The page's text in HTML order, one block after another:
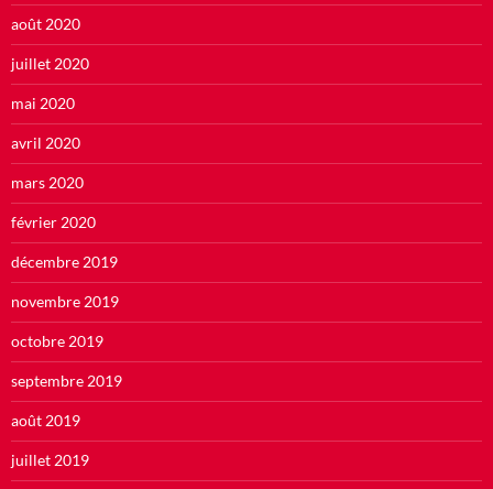
août 2020
juillet 2020
mai 2020
avril 2020
mars 2020
février 2020
décembre 2019
novembre 2019
octobre 2019
septembre 2019
août 2019
juillet 2019